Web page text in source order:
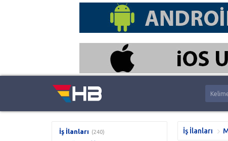
İş İlanları (240) İş İlanları